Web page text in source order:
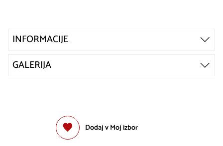
INFORMACIJE
GALERIJA
Dodaj v Moj izbor